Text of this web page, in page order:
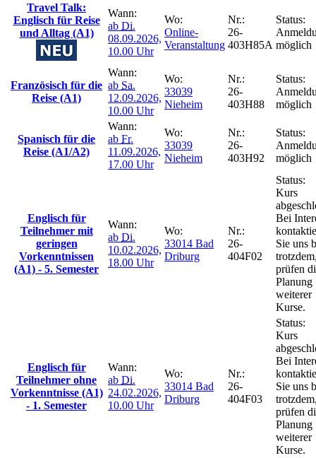
Travel Talk:
Englisch für Reise
und Alltag (A1)
Wann:
ab Di.
08.09.2026,
10.00 Uhr
Wo:
Online-
Veranstaltung
Nr.:
26-
403H85A
Status:
möglich
Französisch für die
Reise (A1)
Wann:
ab Sa.
12.09.2026,
10.00 Uhr
Wo:
33039
Nieheim
Nr.:
26-
403H88
Status:
möglich
Spanisch für die
Reise (A1/A2)
Wann:
ab Fr.
11.09.2026,
17.00 Uhr
Wo:
33039
Nieheim
Nr.:
26-
403H92
Status:
möglich
Englisch für
Teilnehmer mit
geringen
Vorkenntnissen
(A1) - 5. Semester
Wann:
ab Di.
10.02.2026,
18.00 Uhr
Wo:
33014 Bad
Driburg
Nr.:
26-
404F02
Status:
Kurs
Bei
Sie uns
prüfen
Planung
weiterer
Kurse.
Englisch für
Teilnehmer ohne
Vorkenntnisse (A1)
- 1. Semester
Wann:
ab Di.
24.02.2026,
10.00 Uhr
Wo:
33014 Bad
Driburg
Nr.:
26-
404F03
Status:
Kurs
Bei
Sie uns
prüfen
Planung
weiterer
Kurse.